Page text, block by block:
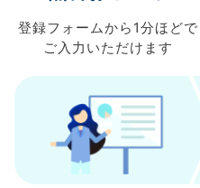
登録フォームから 1分ほどで
ご入力 いただけます